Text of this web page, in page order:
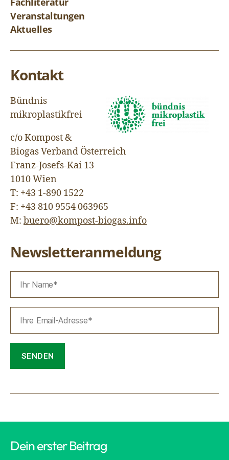
Veranstaltungen
Aktuelles
Kontakt
Bündnis
mikroplastikfrei
c/o Kompost &
Biogas Verband Österreich
Franz-Josefs-Kai 13
1010 Wien
T: +43 1-890 1522
F: +43 810 9554 063965
M: buero@kompost-biogas.info
Newsletteranmeldung
Dein erster Beitrag